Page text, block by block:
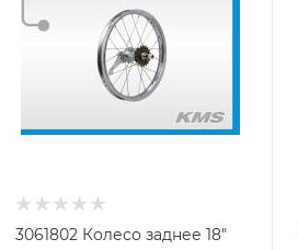
3061802 Колесо заднее 18"